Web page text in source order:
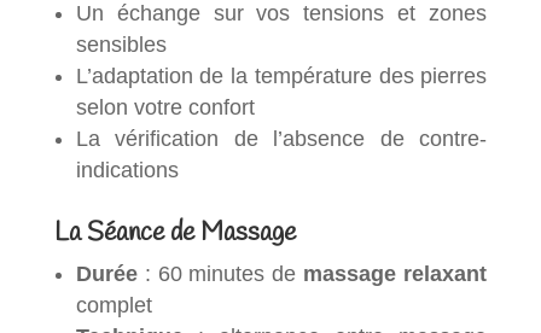
Un échange sur vos tensions et zones
sensibles
L’adaptation de la température des pierres
selon votre confort
La vérification de l’absence de contre-
indications
La Séance de Massage
Durée: 60 minutes de massage relaxant
complet